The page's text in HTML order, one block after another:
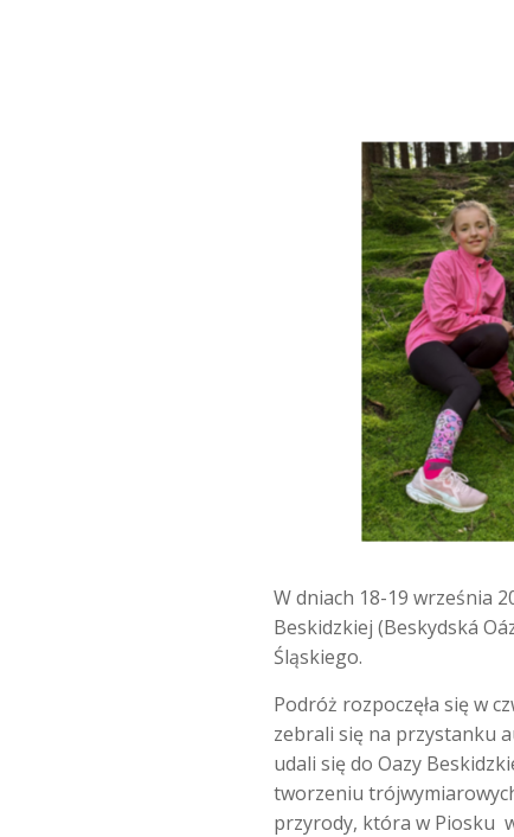
W dniach 18-19 września
Beskidzkiej (Beskydská
Śląskiego.
Podróż rozpoczęła się w
zebrali się na przystanku
udali się do Oazy
tworzeniu
przyrody, która w Piosku